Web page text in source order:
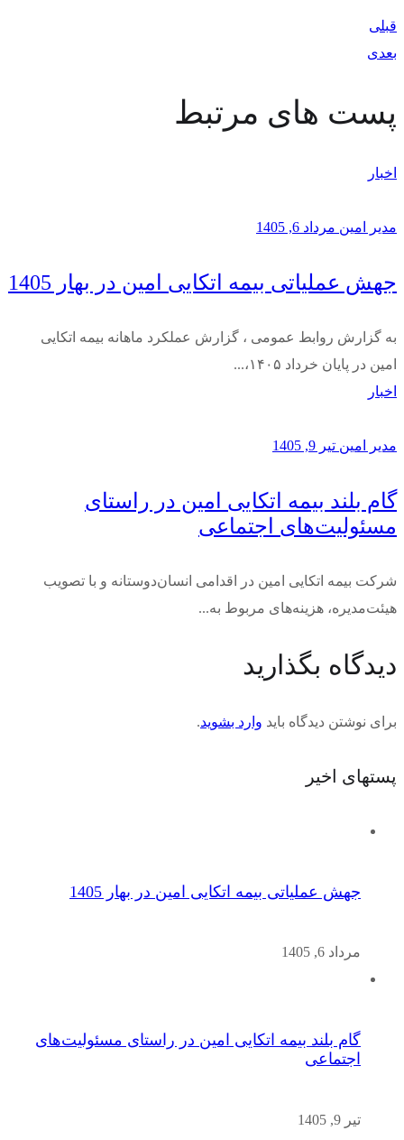
قبلی
بعدی
پست های مرتبط
اخبار
مدیر امین مرداد 6, 1405
جهش عملیاتی بیمه اتکایی امین در بهار 1405
به گزارش روابط عمومی ، گزارش عملکرد ماهانه بیمه اتکایی
امین در پایان خرداد ۱۴۰۵،...
اخبار
مدیر امین تیر 9, 1405
گام بلند بیمه اتکایی امین در راستای
مسئولیت‌های اجتماعی
شرکت بیمه اتکایی امین در اقدامی انسان‌دوستانه و با تصویب
هیئت‌مدیره، هزینه‌های مربوط به...
دیدگاه بگذارید
برای نوشتن دیدگاه باید وارد بشوید.
پستهای اخیر
جهش عملیاتی بیمه اتکایی امین در بهار 1405
مرداد 6, 1405
گام بلند بیمه اتکایی امین در راستای مسئولیت‌های
اجتماعی
تیر 9, 1405